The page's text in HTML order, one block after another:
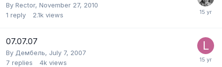
By Rector, November 27, 2010
1 reply 2.1k views
07.07.07
By Дембель, July 7, 2007
7 replies 4k views